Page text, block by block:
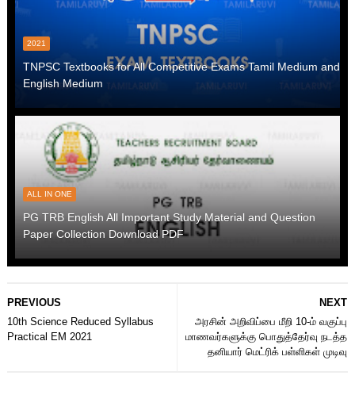
2021
TNPSC Textbooks for All Competitive Exams Tamil Medium and
English Medium
ALL IN ONE
PG TRB English All Important Study Material and Question
Paper Collection Download PDF
NEXT
அரசின் அறிவிப்பை மீறி 10-ம் வகுப்பு
மாணவர்களுக்கு பொதுத்தேர்வு நடத்த
தனியார் மெட்ரிக் பள்ளிகள் முடிவு
PREVIOUS
10th Science Reduced Syllabus
Practical EM 2021